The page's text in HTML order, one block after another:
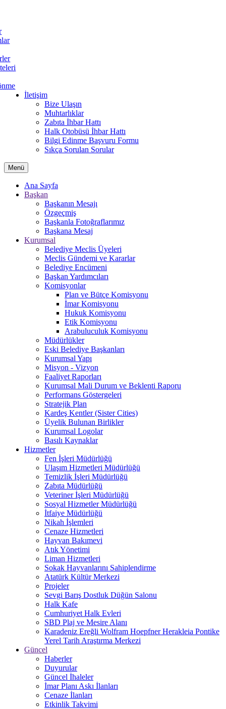
İletişim
Bize Ulaşın
Muhtarlıklar
Zabıta İhbar Hattı
Halk Otobüsü İhbar Hattı
Bilgi Edinme Başvuru Formu
Sıkça Sorulan Sorular
Menü
Ana Sayfa
Başkan
Başkanın Mesajı
Özgeçmiş
Başkanla Fotoğraflarımız
Başkana Mesaj
Kurumsal
Belediye Meclis Üyeleri
Meclis Gündemi ve Kararlar
Belediye Encümeni
Başkan Yardımcıları
Komisyonlar
Plan ve Bütçe Komisyonu
İmar Komisyonu
Hukuk Komisyonu
Etik Komisyonu
Arabuluculuk Komisyonu
Müdürlükler
Eski Belediye Başkanları
Kurumsal Yapı
Misyon - Vizyon
Faaliyet Raporları
Kurumsal Mali Durum ve Beklenti Raporu
Performans Göstergeleri
Stratejik Plan
Kardeş Kentler (Sister Cities)
Üyelik Bulunan Birlikler
Kurumsal Logolar
Basılı Kaynaklar
Hizmetler
Fen İşleri Müdürlüğü
Ulaşım Hizmetleri Müdürlüğü
Temizlik İşleri Müdürlüğü
Zabıta Müdürlüğü
Veteriner İşleri Müdürlüğü
Sosyal Hizmetler Müdürlüğü
İtfaiye Müdürlüğü
Nikah İşlemleri
Cenaze Hizmetleri
Hayvan Bakımevi
Atık Yönetimi
Liman Hizmetleri
Sokak Hayvanlarını Sahiplendirme
Atatürk Kültür Merkezi
Projeler
Sevgi Barış Dostluk Düğün Salonu
Halk Kafe
Cumhuriyet Halk Evleri
SBD Plaj ve Mesire Alanı
Karadeniz Ereğli Wolfram Hoepfner Herakleia Pontike
Yerel Tarih Araştırma Merkezi
Güncel
Haberler
Duyurular
Güncel İhaleler
İmar Planı Askı İlanları
Cenaze İlanları
Etkinlik Takvimi